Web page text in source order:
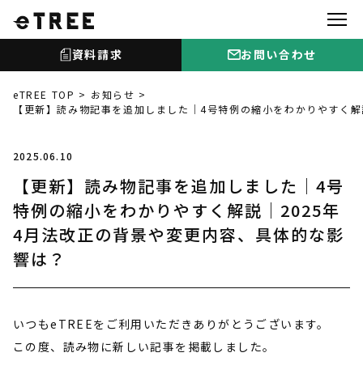
資料請求 お問い合わせ
eTREE TOP
お知らせ
【更新】読み物記事を追加しました｜4号特例の縮小をわかりやす
2025.06.10
【更新】読み物記事を追加しました｜4号
特例の縮小をわかりやすく解説｜2025年
4月法改正の背景や変更内容、具体的な影
響は？
いつもeTREEをご利用いただきありがとうございます。
この度、読み物に新しい記事を掲載しました。